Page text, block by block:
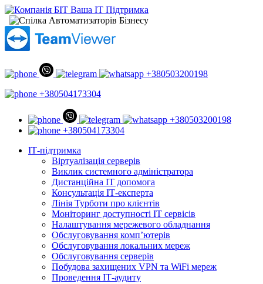
+380503200198
+380504173304
+380503200198
+380504173304
ІТ-підтримка
Віртуалізація серверів
Виклик системного адміністратора
Дистанційна ІТ допомога
Консультація ІТ-експерта
Лінія Турботи про клієнтів
Моніторинг доступності ІТ сервісів
Налаштування мережевого обладнання
Обслуговування комп’ютерів
Обслуговування локальних мереж
Обслуговування серверів
Побудова захищених VPN та WiFi мереж
Проведення ІТ-аудиту